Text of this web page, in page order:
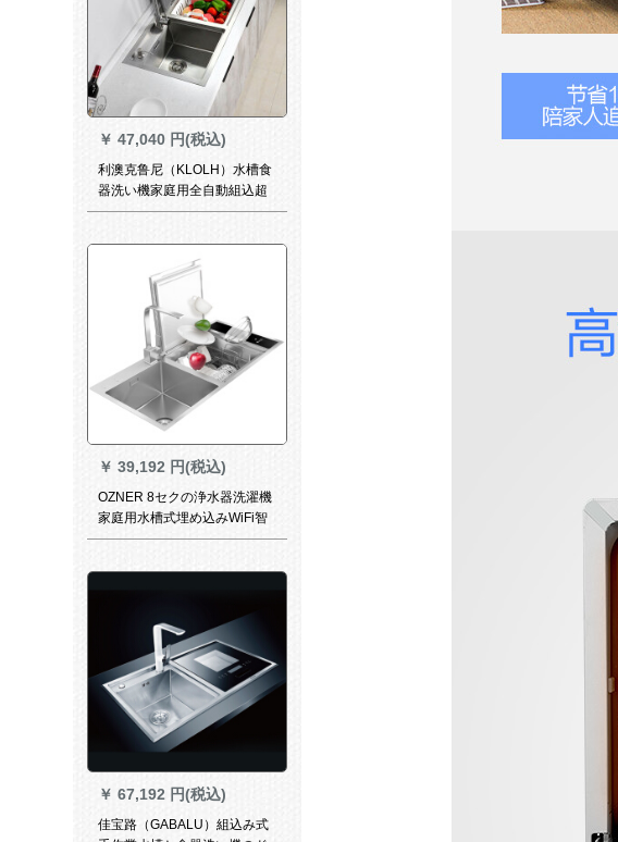
￥ 47,040 円(税込)
利澳克鲁尼（KLOLH）水槽食
器洗い機家庭用全自動組込超
音波洗浄機果物と野菜の三合
￥ 39,192 円(税込)
OZNER 8セクの浄水器洗濯機
家庭用水槽式埋め込みWiFi智
控全自動皿洗濯機大容量スイ
￥ 67,192 円(税込)
佳宝路（GABALU）組込み式